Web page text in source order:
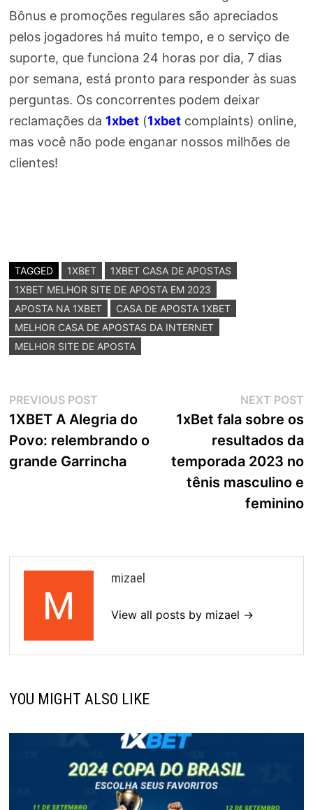
Bônus e promoções regulares são apreciados
pelos jogadores há muito tempo, e o serviço de
suporte, que funciona 24 horas por dia, 7 dias
por semana, está pronto para responder às suas
perguntas. Os concorrentes podem deixar
reclamações da 1xbet(1xbetcomplaints) online,
mas você não pode enganar nossos milhões de
clientes!
TAGGED 1XBET
1XBET CASA DE APOSTAS
1XBET MELHOR SITE DE APOSTA EM 2023
APOSTA NA 1XBET
CASA DE APOSTA 1XBET
MELHOR CASA DE APOSTAS DA INTERNET
MELHOR SITE DE APOSTA
Navegação
de
artigos
PREVIOUS POSTPrevious
post:
1XBET A Alegria do
Povo: relembrando o
grande Garrincha
NEXT POST
1xBet fala sobre os
resultados da
temporada 2023 no
tênis masculino e
feminino
mizael
View all posts by mizael →
YOU MIGHT ALSO LIKE